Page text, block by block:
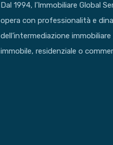
Dal 1994, l’Immobiliare Global
opera con professionalità e
dell’intermediazione
immobile, residenziale o